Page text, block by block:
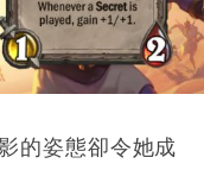
的姿態卻令她成